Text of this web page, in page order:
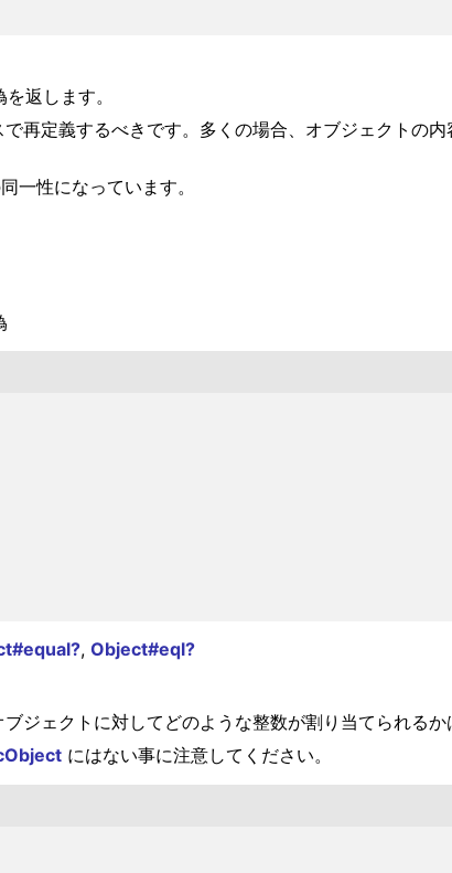
返します。
再定義するべきです。多くの場合、オブジェクトの
一性になっています。
, Object#eql?
ジェクトに対してどのような整数が割り当てられるか
にはない事に注意してください。